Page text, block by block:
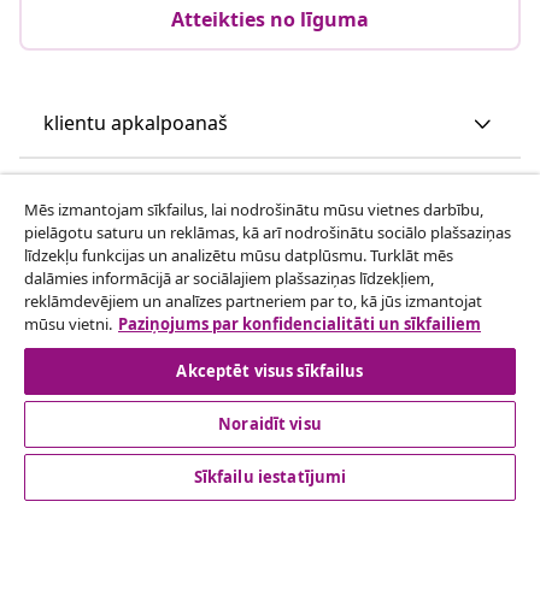
Atteikties no līguma
klientu apkalpoanaš
vidaXL
Apskatiet vairāk
Mēs izmantojam sīkfailus, lai nodrošinātu mūsu vietnes darbību,
pielāgotu saturu un reklāmas, kā arī nodrošinātu sociālo plašsaziņas
līdzekļu funkcijas un analizētu mūsu datplūsmu. Turklāt mēs
dalāmies informācijā ar sociālajiem plašsaziņas līdzekļiem,
reklāmdevējiem un analīzes partneriem par to, kā jūs izmantojat
mūsu vietni. Paziņojums par konfidencialitāti un sīkfailiem
Akceptēt visus sīkfailus
Noraidīt visu
Sīkfailu iestatījumi